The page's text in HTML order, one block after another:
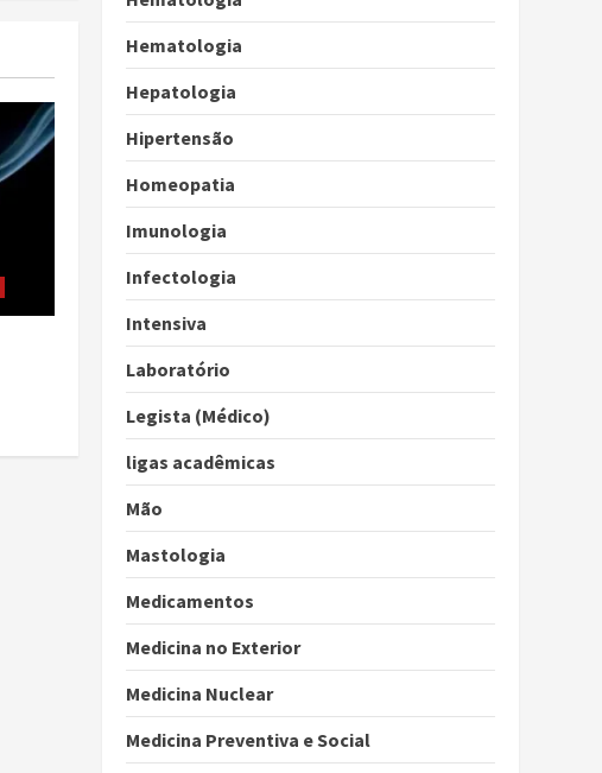
Hematologia
Hepatologia
Hipertensão
Homeopatia
Imunologia
Infectologia
Intensiva
Laboratório
Legista (Médico)
ligas acadêmicas
Mão
Mastologia
Medicamentos
Medicina no Exterior
Medicina Nuclear
Medicina Preventiva e Social